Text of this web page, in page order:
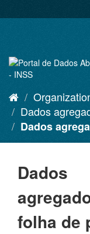
to
Dados
Dados
Dados
folha de